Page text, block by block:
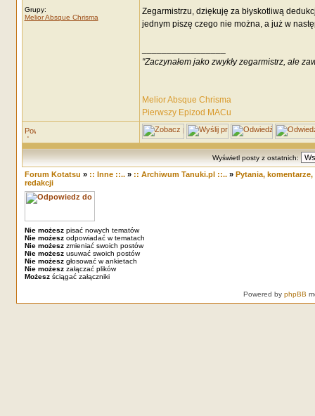
Grupy:
Melior Absque Chrisma
Zegarmistrzu, dziękuję za błyskotliwą
jednym piszę czego nie można, a już w
"Zaczynałem jako zwykły zegarmistrz, ale
Melior Absque Chrisma
Pierwszy Epizod MACu
Wyświetl posty z ostatnich:
Forum Kotatsu » :: Inne ::..» :: Archiwum Tanuki.pl ::..» Pytania,
redakcji
Nie możeszpisać nowych tematów
Nie możeszodpowiadać w tematach
Nie możeszzmieniać swoich postów
Nie możeszusuwać swoich postów
Nie możeszgłosować w ankietach
Nie możeszzałączać plików
Możeszściągać załączniki
Powered by phpBB